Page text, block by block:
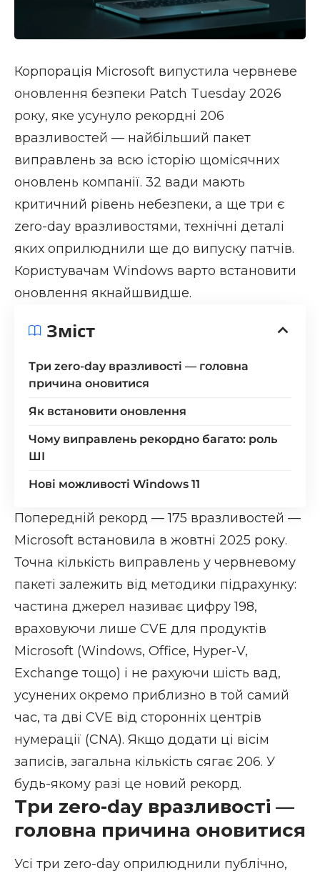
Корпорація Microsoft випустила червневе
оновлення безпеки Patch Tuesday 2026
року, яке усунуло рекордні 206
вразливостей — найбільший пакет
виправлень за всю історію щомісячних
оновлень компанії. 32 вади мають
критичний рівень небезпеки, а ще три є
zero-day вразливостями, технічні деталі
яких оприлюднили ще до випуску патчів.
Користувачам Windows варто встановити
оновлення якнайшвидше.
Зміст
Три zero-day вразливості — головна
причина оновитися
Як встановити оновлення
Чому виправлень рекордно багато: роль
ШІ
Нові можливості Windows 11
Попередній рекорд — 175 вразливостей —
Microsoft встановила в жовтні 2025 року.
Точна кількість виправлень у червневому
пакеті залежить від методики підрахунку:
частина джерел називає цифру 198,
враховуючи лише CVE для продуктів
Microsoft (Windows, Office, Hyper-V,
Exchange тощо) і не рахуючи шість вад,
усунених окремо приблизно в той самий
час, та дві CVE від сторонніх центрів
нумерації (CNA). Якщо додати ці вісім
записів, загальна кількість сягає 206. У
будь-якому разі це новий рекорд.
Три zero-day вразливості —
головна причина оновитися
Усі три zero-day оприлюднили публічно,